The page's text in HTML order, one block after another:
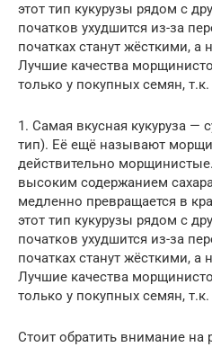
этот тип кукурузы рядом с
початков ухудшится из-за
початках станут жёсткими,
Лучшие качества
только у покупных семян, т.к.
1. Самая вкусная кукуруза —
тип). Её ещё называют
действительно
высоким содержанием
медленно превращается в
этот тип кукурузы рядом с
початков ухудшится из-за
початках станут жёсткими,
Лучшие качества
только у покупных семян, т.к.
Стоит обратить внимание на